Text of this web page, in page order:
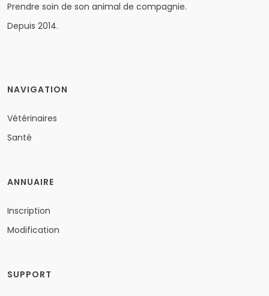
Prendre soin de son animal de compagnie.
Depuis 2014.
NAVIGATION
Vétérinaires
Santé
ANNUAIRE
Inscription
Modification
SUPPORT